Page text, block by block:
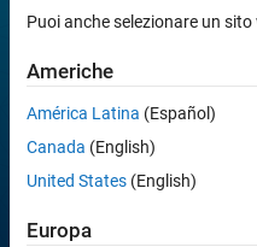
Week 2
Week 4 All time
Puoi anche selezionare un
Americhe
América Latina (Español)
Canada (English)
United States (English)
Europa